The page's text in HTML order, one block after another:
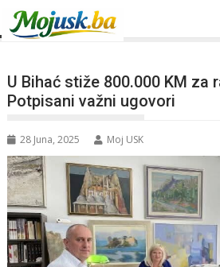
U Bihać stiže 800.000 KM za
Potpisani važni ugovori
28 Juna, 2025 Moj USK